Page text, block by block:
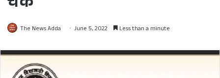
The News Adda June 5, 2022 Less than a minute